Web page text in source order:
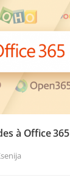
à Office 365